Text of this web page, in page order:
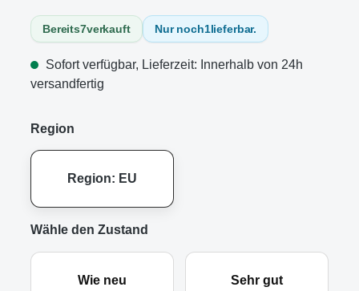
Bereits7verkauft Nur noch1lieferbar.
Sofort verfügbar, Lieferzeit: Innerhalb von 24h
versandfertig
Region
Region: EU
Wähle den Zustand
Wie neu Sehr gut